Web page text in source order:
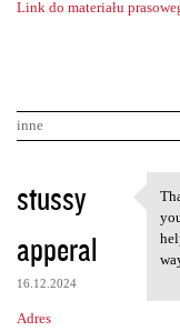
Link do materiału
inne
K
o
m
e
n
stussy
apperal
16.12.2024
Adres